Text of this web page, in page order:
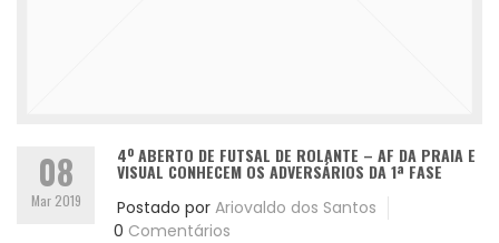
08
Mar 2019
4º ABERTO DE FUTSAL DE ROLANTE – AF DA PRAIA E
VISUAL CONHECEM OS ADVERSÁRIOS DA 1ª FASE
Postado por Ariovaldo dos Santos
0 Comentários